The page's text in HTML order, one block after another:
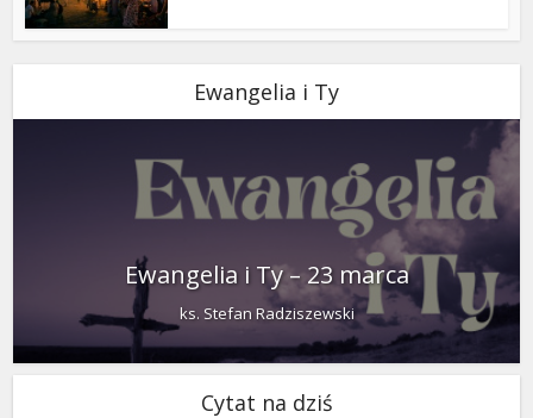
Ewangelia i Ty
Ewangelia i Ty – 23 marca
ks. Stefan Radziszewski
Cytat na dziś